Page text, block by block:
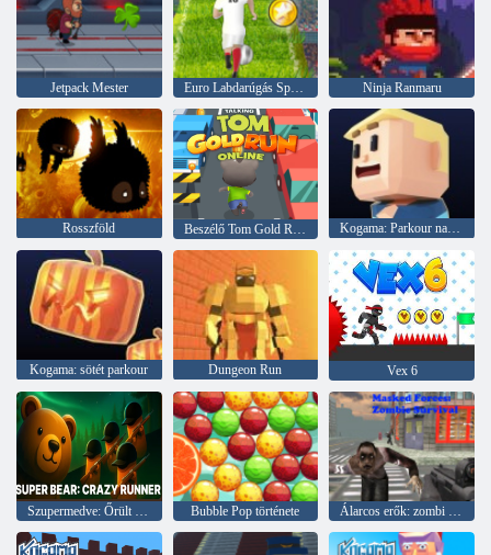
Jetpack Mester Euro Labdarúgás Sprint Ninja Ranmaru
Rosszföld Beszélő Tom Gold Run online Kogama: Parkour nagyi
Kogama: sötét parkour Dungeon Run Vex 6
Bubble Pop története